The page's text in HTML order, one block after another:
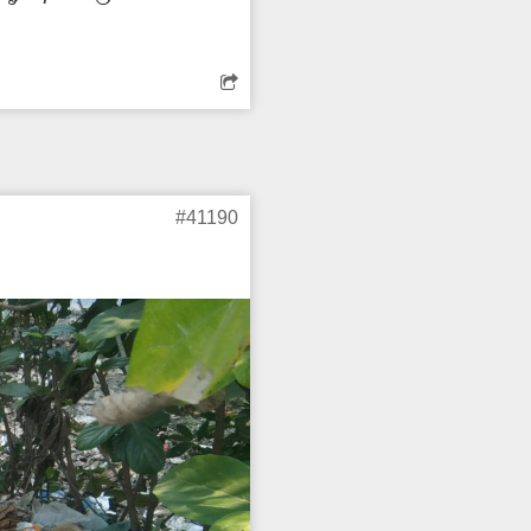
ஏற்பட்டு தொற்று
குவிந்து
#41190